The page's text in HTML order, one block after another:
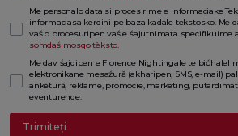
Me personalo data si procesirime e Informaciake
informaciasa kerdini pe baza kadale tekstosko. Me
vaś o procesuripen vaś e śajutnimata specifikuime
somdaśimosqo tèksto.
Me dav śajdipen e Florence Nightingale te bićhalel
elektronikane mesaźură (akharipen, SMS, e-mail)
ankètură, reklame, promocie, marketing,
eventurenqe.
Trimiteți